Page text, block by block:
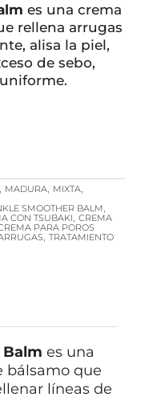
es una crema
rellena arrugas
alisa la piel,
de sebo,
, MADURA, MIXTA,
SMOOTHER BALM,
CON TSUBAKI, CREMA
PARA POROS
, TRATAMIENTO
es una
bálsamo que
líneas de